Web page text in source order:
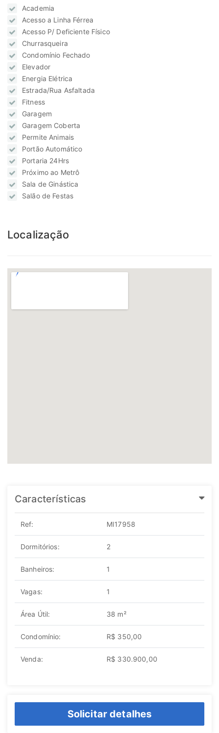
Academia
Acesso a Linha Férrea
Acesso P/ Deficiente Físico
Churrasqueira
Condomínio Fechado
Elevador
Energia Elétrica
Estrada/Rua Asfaltada
Fitness
Garagem
Garagem Coberta
Permite Animais
Portão Automático
Portaria 24Hrs
Próximo ao Metrô
Sala de Ginástica
Salão de Festas
Localização
Características
Ref: MI17958
Dormitórios: 2
Banheiros: 1
Vagas: 1
Área Útil: 38 m²
Condomínio: R$ 350,00
Venda: R$ 330.900,00
Solicitar detalhes